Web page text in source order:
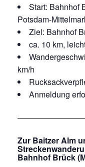
Start: Bahnhof
Potsdam-
Ziel: Bahnhof
ca. 10 km,
km/h
Anmeldung
Zur Baitzer Alm
Bahnhof Brück